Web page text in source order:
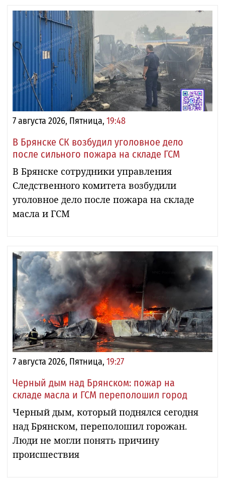
7 августа 2026, Пятница, 19:48
В Брянске СК возбудил уголовное дело
после сильного пожара на складе ГСМ
В Брянске сотрудники управления
Следственного комитета возбудили
уголовное дело после пожара на складе
масла и ГСМ
7 августа 2026, Пятница, 19:27
Черный дым над Брянском: пожар на
складе масла и ГСМ переполошил город
Черный дым, который поднялся сегодня
над Брянском, переполошил горожан.
Люди не могли понять причину
происшествия